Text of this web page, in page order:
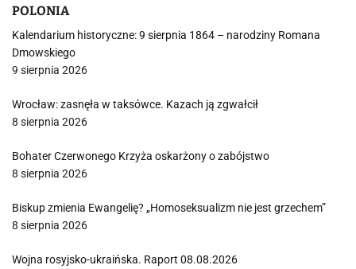
POLONIA
Kalendarium historyczne: 9 sierpnia 1864 – narodziny Romana
Dmowskiego
9 sierpnia 2026
Wrocław: zasnęła w taksówce. Kazach ją zgwałcił
8 sierpnia 2026
Bohater Czerwonego Krzyża oskarżony o zabójstwo
8 sierpnia 2026
Biskup zmienia Ewangelię? „Homoseksualizm nie jest grzechem”
8 sierpnia 2026
Wojna rosyjsko-ukraińska. Raport 08.08.2026